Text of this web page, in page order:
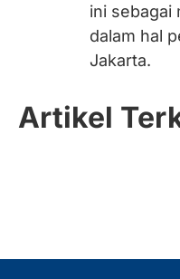
ini sebagai
dalam hal
Jakarta.
Artikel